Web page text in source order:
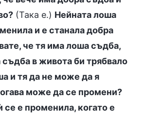
(Така е.) Нейната лоша
и е станала добра
че тя има лоша съдба,
съдба в живота би трябвало
и тя да не може да я
може да се промени?
се е променила, когато е